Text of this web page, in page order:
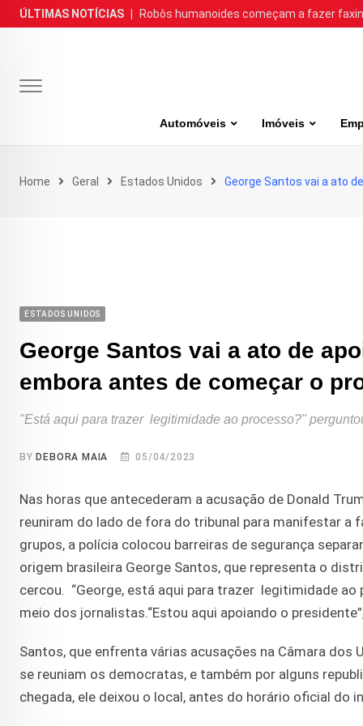
Skip
to
ÚLTIMAS NOTÍCIAS Robôs humanoides começam a fazer
Automóveis Imóveis
Home Geral Estados Unidos George Santos vai a ato
ESTADOS UNIDOS
George Santos vai a ato de
embora antes de começar o
"Está aqui para trazer legitimidade ao processo?"
BY DEBORA MAIA 05/04/2023
Nas horas que antecederam a acusação de Donald
reuniram do lado de fora do tribunal para manifestar
grupos, a polícia colocou barreiras de segurança
origem brasileira George Santos, que representa o
cercou. “George, está aqui para trazer legitimidade ao
meio dos jornalistas.“Estou aqui apoiando o
Santos, que enfrenta várias acusações na Câmara
se reuniam os democratas, e também por alguns
chegada, ele deixou o local, antes do horário oficial do